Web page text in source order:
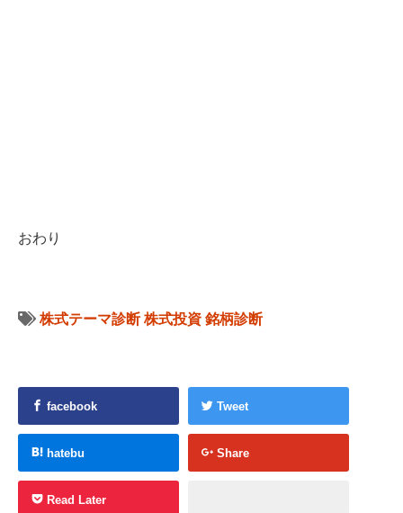
おわり
株式テーマ診断 株式投資 銘柄診断
facebook Tweet
hatebu Share
Read Later